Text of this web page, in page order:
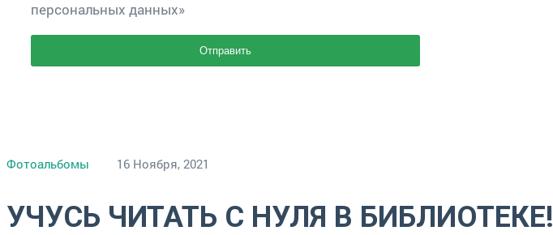
персональных данных»
Фотоальбомы 16 Ноября, 2021
УЧУСЬ ЧИТАТЬ С НУЛЯ В БИБЛИОТЕКЕ!